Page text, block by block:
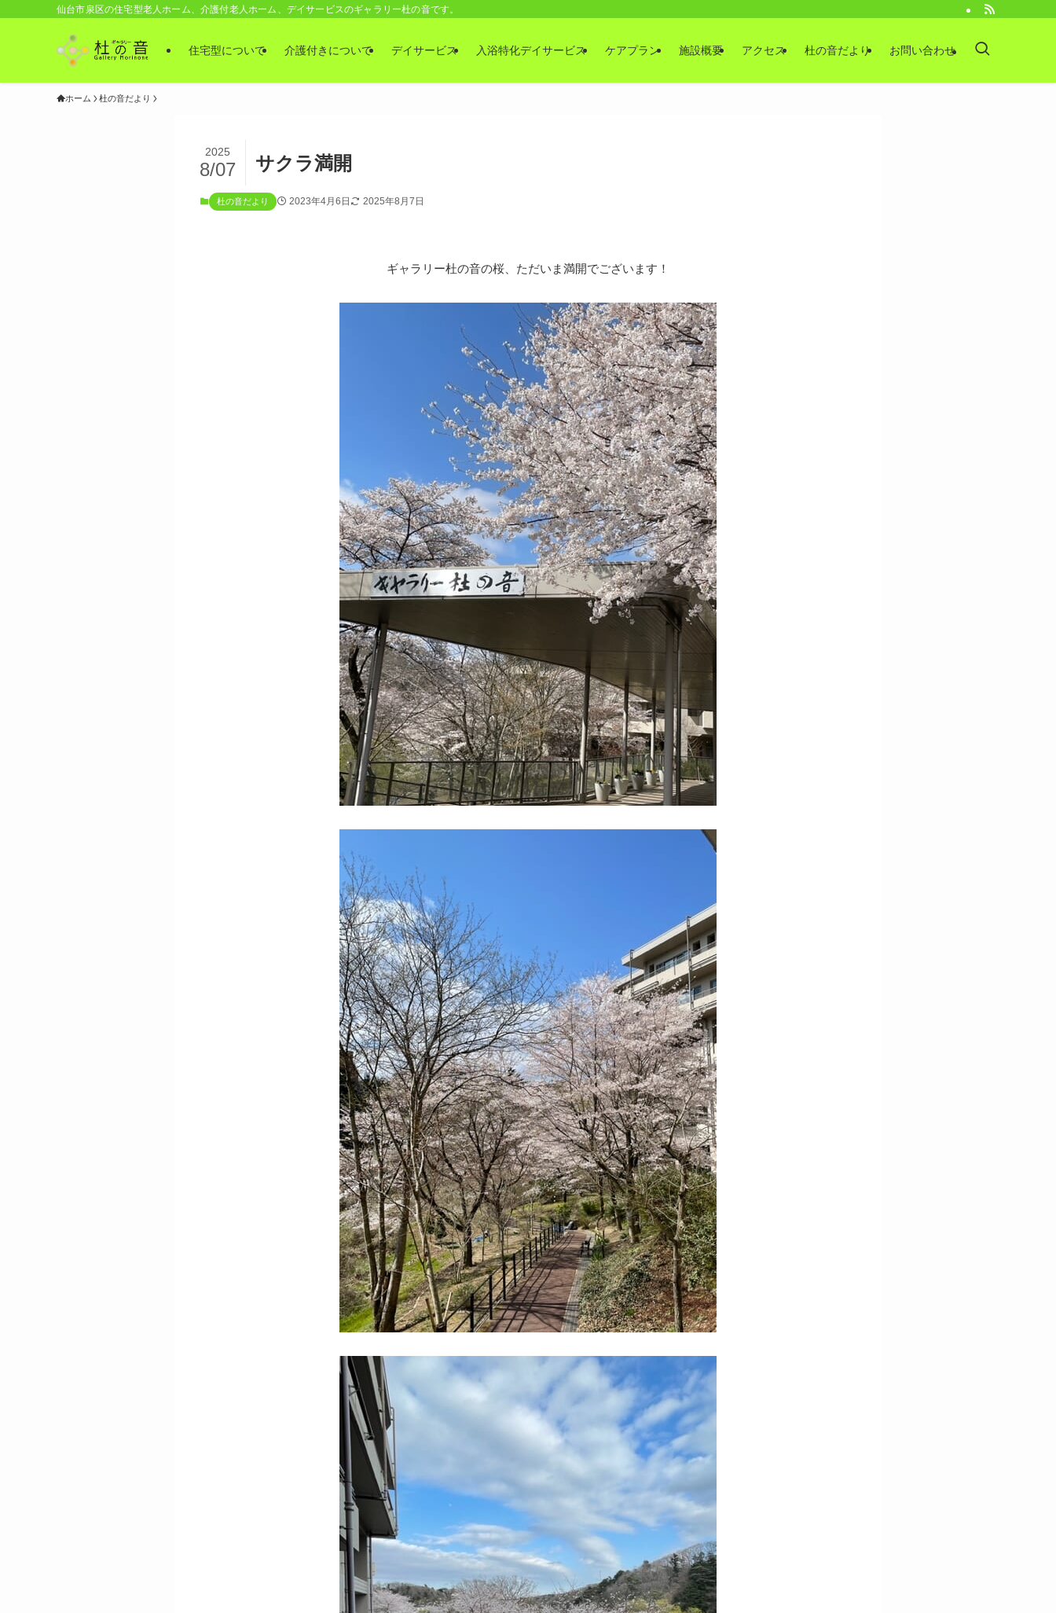
仙台市泉区の住宅型老人ホーム、介護付老人ホーム、デイサービスのギャラリー杜の音です。
住宅型について 介護付きについて デイサービス 入浴特化デイサービス ケアプラン 施設概要 アクセス 杜の音だより お問い合わせ
ホーム 杜の音だより
サクラ満開
2025
8/07
杜の音だより 2023年4月6日 2025年8月7日
ギャラリー杜の音の桜、ただいま満開でございます！